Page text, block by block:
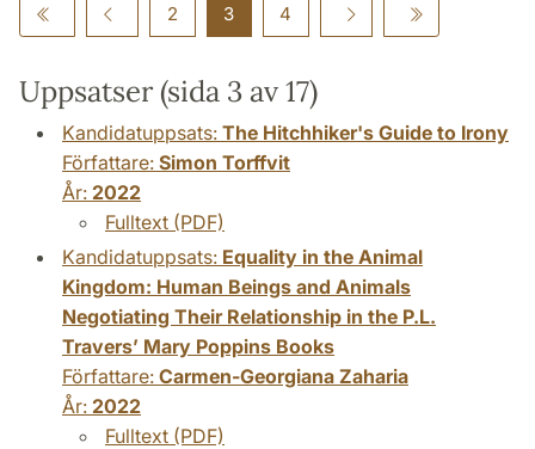
2 3 4
Uppsatser (sida 3 av 17)
Kandidatuppsats: The Hitchhiker's Guide to Irony
Författare: Simon Torffvit
År: 2022
Fulltext (PDF)
Kandidatuppsats: Equality in the Animal
Kingdom: Human Beings and Animals
Negotiating Their Relationship in the P.L.
Travers’ Mary Poppins Books
Författare: Carmen-Georgiana Zaharia
År: 2022
Fulltext (PDF)